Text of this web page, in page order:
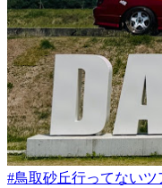
#鳥取砂丘行ってないツ